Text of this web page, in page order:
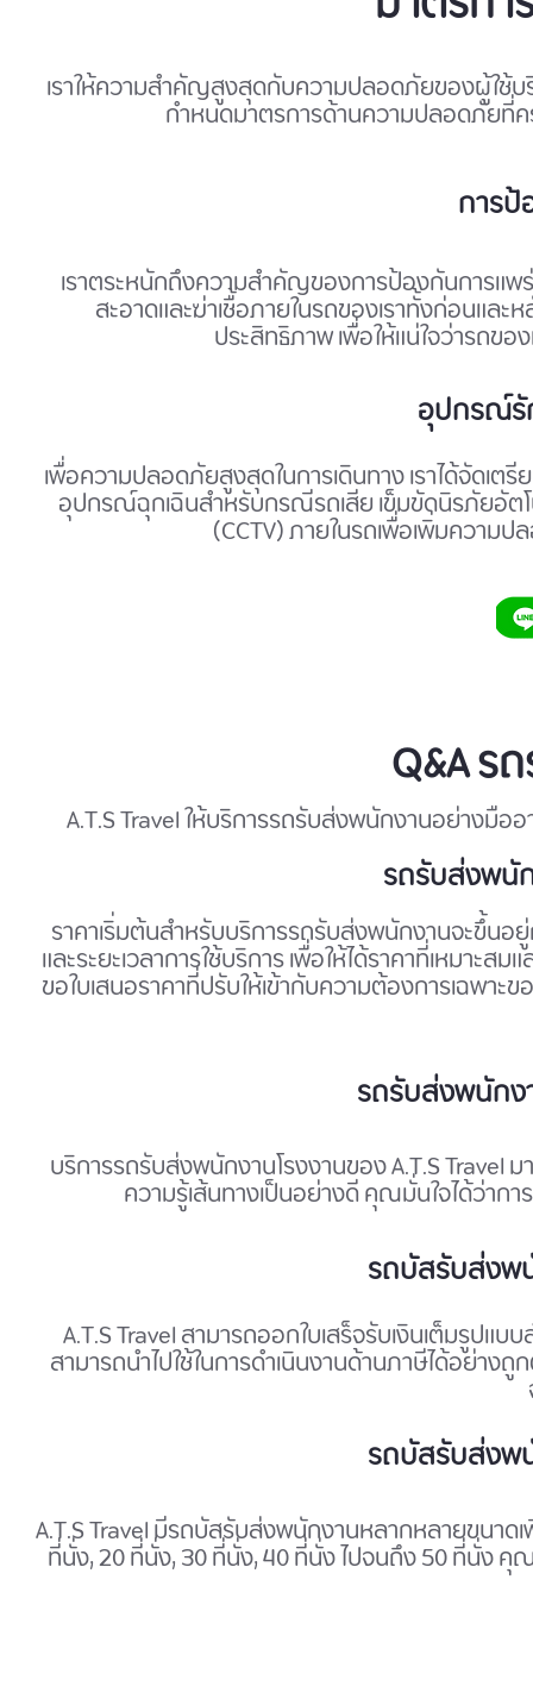
เราให้ความสำคัญสูงสุดกับความปลอดภัยของผู้ใช้บ
กำหนดมาตรการด้านความปลอดภัยที่
การ
เราตระหนักถึงความสำคัญของการป้องกันการแพ
สะอาดและฆ่าเชื้อภายในรถของเราทั้งก่อนแล
ประสิทธิภาพ เพื่อให้แน่ใจว่ารถข
อุปกรณ์
เพื่อความปลอดภัยสูงสุดในการเดินทาง เราได้จัดเ
อุปกรณ์ฉุกเฉินสำหรับกรณีรถเสีย เข็มขัดนิรภัยอั
(CCTV) ภายในรถเพื่อเพิ่มความ
Q&A
A.T.S Travel ให้บริการรถรับส่งพนักงานอย่างมื
รถรับส่งพนั
ราคาเริ่มต้นสำหรับบริการรถรับส่งพนักงานจะขึ้นอ
และระยะเวลาการใช้บริการ เพื่อให้ได้ราคาที่เหมา
ขอใบเสนอราคาที่ปรับให้เข้ากับความต้องการเฉพา
รถรับส่งพนักง
บริการรถรับส่งพนักงานโรงงานของ A.T.S
ความรู้เส้นทางเป็นอย่างดี คุณมั่นใจได้ว่าก
รถบัสรับส่งพ
A.T.S Travel สามารถออกใบเสร็จรับเงินเต็มรูป
สามารถนำไปใช้ในการดำเนินงานด้านภาษีได้อย่าง
รถบัสรับส่งพ
A.T.S Travel มีรถบัสรับส่งพนักงานหลากหลายขนา
ที่นั่ง, 20 ที่นั่ง, 30 ที่นั่ง, 40 ที่นั่ง ไปจนถึง 50 ที่นั่ง